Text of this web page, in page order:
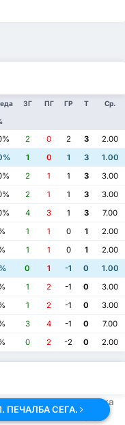
ЗГ ПГ ГР Т Ср.
2 0 2 3
2.00
1 0 1 3
1.00
2 1 1 3
3.00
2 1 1 3
3.00
4 3 1 3
7.00
1 1 0 1
2.00
1 1 0 1
2.00
0 1 -1 0
1.00
1 2 -1 0
3.00
1 2 -1 0
3.00
3 4 -1 0
7.00
0 2 -2 0 2.00
Статистика
ПЕЧАЛБА СЕГА.